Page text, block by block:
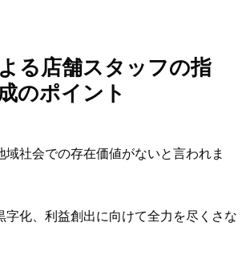
る店舗スタッフの指
のポイント
域社会での存在価値がないと言われま
字化、利益創出に向けて全力を尽くさな